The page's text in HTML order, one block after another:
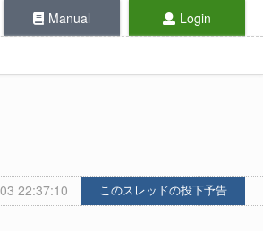
Manual Login
22:37:10 このスレッドの投下予告